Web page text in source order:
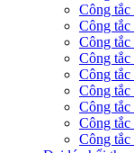
Công
Công
Công
Công
Công
Công tắc
Công tắc
Công tắc
Công